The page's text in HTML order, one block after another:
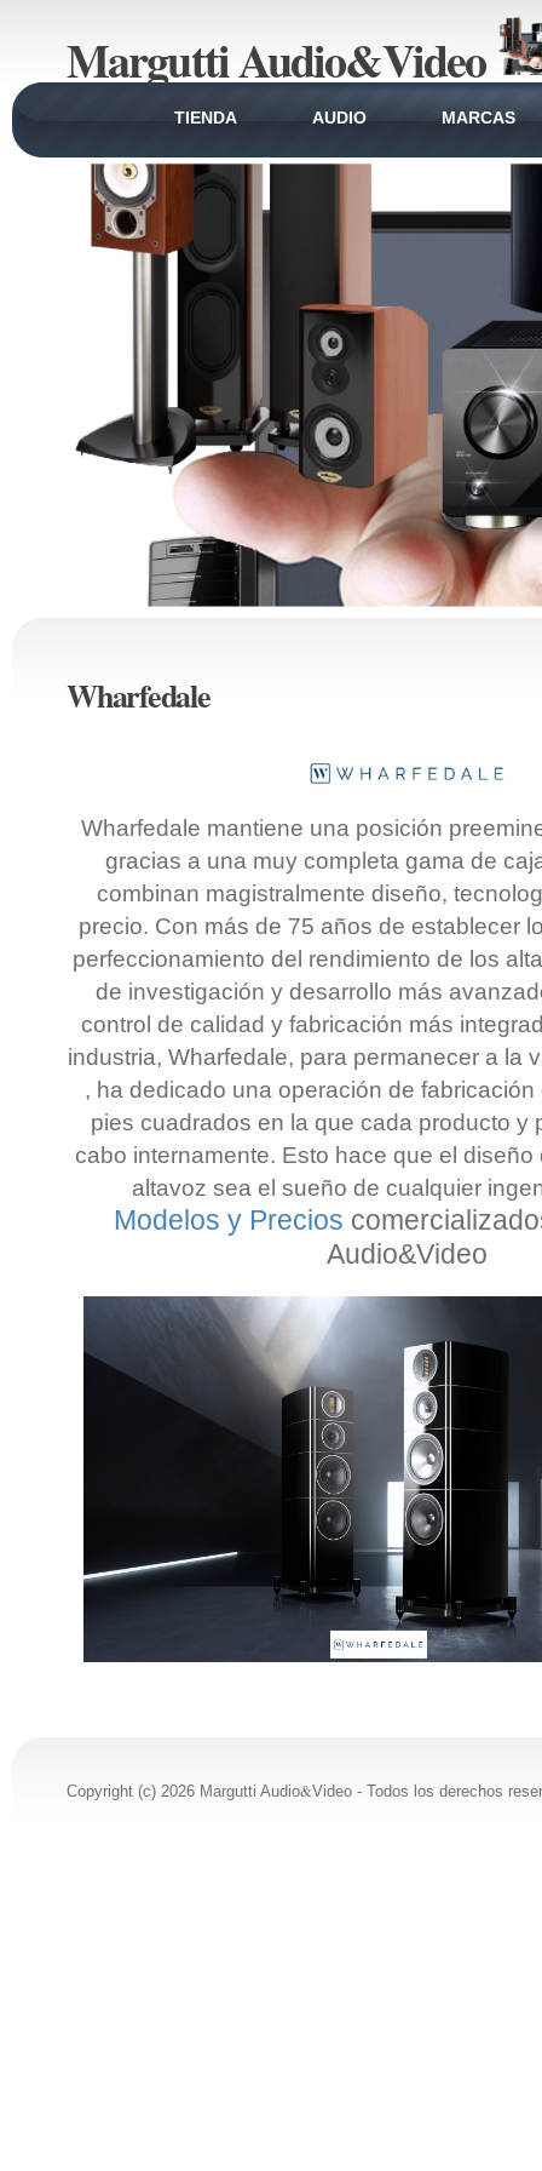
Margutti Audio&Video
TIENDA AUDIO MARCAS
Wharfedale
Wharfedale mantiene una posición
gracias a una muy completa gama de
combinan magistralmente diseño,
precio. Con más de 75 años de establecer
perfeccionamiento del rendimiento de los
de investigación y desarrollo más
control de calidad y fabricación más
industria, Wharfedale, para permanecer a la
, ha dedicado una operación de
pies cuadrados en la que cada producto y
cabo internamente. Esto hace que el
altavoz sea el sueño de cualquier
Modelos y Precios
Audio&Video
Copyright (c) 2026 Margutti Audio&Video - Todos los derechos